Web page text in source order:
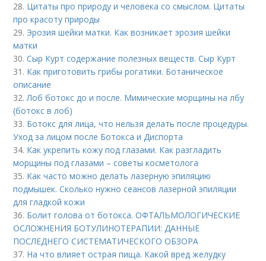
28. Цитаты про природу и человека со смыслом. Цитаты
про красоту природы
29. Эрозия шейки матки. Как возникает эрозия шейки
матки
30.Сыр Курт содержание полезных веществ. Сыр Курт
31. Как приготовить грибы рогатики. Ботаническое
описание
32.Лоб ботокс до и после. Мимические морщины на лбу
(ботокс в лоб)
33. Ботокс для лица, что нельзя делать после процедуры.
Уход за лицом после Ботокса и Диспорта
34. Как укрепить кожу под глазами. Как разгладить
морщины под глазами – советы косметолога
35. Как часто можно делать лазерную эпиляцию
подмышек. Сколько нужно сеансов лазерной эпиляции
для гладкой кожи
36. Болит голова от ботокса. ОФТАЛЬМОЛОГИЧЕСКИЕ
ОСЛОЖНЕНИЯ БОТУЛИНОТЕРАПИИ: ДАННЫЕ
ПОСЛЕДНЕГО СИСТЕМАТИЧЕСКОГО ОБЗОРА
37. На что влияет острая пища. Какой вред желудку